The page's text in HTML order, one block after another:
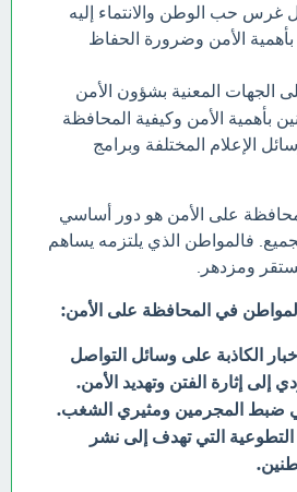
غرس حب الوطن والانتماء إليه
الأمن وضرورة الحفاظ
الجهات المعنية بشؤون الأمن
بأهمية الأمن وكيفية المحافظة
الإعلام المختلفة وبرامج
على الأمن هو دور أساسي
فالمواطن الذي يلتزمه يساهم
ومزدهر.
في المحافظة على الأمن:
الكاذبة على وسائل التواصل
إلى إثارة الفتن وتهديد الأمن.
ضبط المجرمين ومثيري الشغب.
التي تهدف إلى نشر